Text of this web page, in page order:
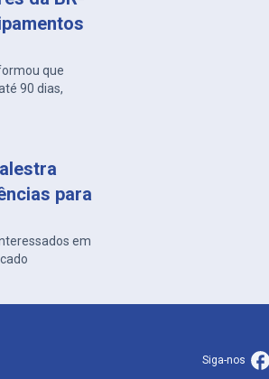
que
90 dias,
para
em
Siga-nos